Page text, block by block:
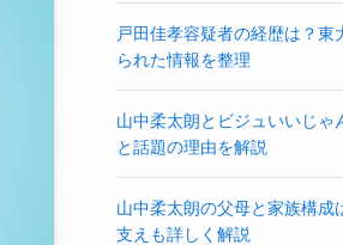
戸田佳孝容疑者の経歴は？東
られた情報を整理
山中柔太朗とビジュいいじゃ
と話題の理由を解説
山中柔太朗の父母と家族構成
支えも詳しく解説